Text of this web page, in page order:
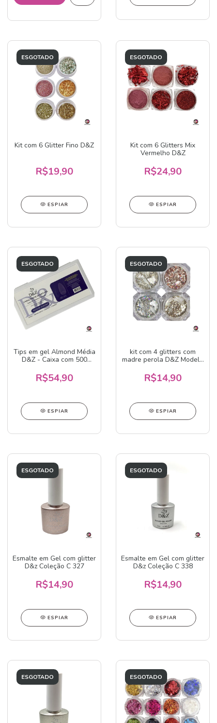
ESGOTADO
Kit com 6 Glitter Fino D&Z
R$19,90
ESPIAR
ESGOTADO
Kit com 6 Glitters Mix
Vermelho D&Z
R$24,90
ESPIAR
ESGOTADO
Tips em gel Almond Média
D&Z - Caixa com 500
R$54,90
ESPIAR
ESGOTADO
kit com 4 glitters com
madre perola D&Z Modelo
R$14,90
ESPIAR
ESGOTADO
Esmalte em Gel com glitter
D&z Coleção C 327
R$14,90
ESPIAR
ESGOTADO
Esmalte em Gel com glitter
D&z Coleção C 338
R$14,90
ESPIAR
ESGOTADO ESGOTADO